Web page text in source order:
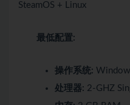
SteamOS + Linux
最低配置:
操作系统:
处理器: 2-GHZ